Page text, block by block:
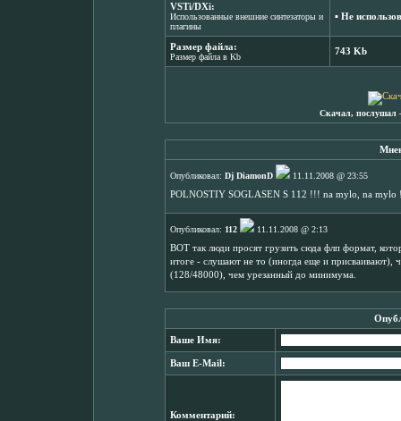
VSTi/DXi:
Использованные внешние синтезаторы и
плагины
▪ Не
Размер файла:
Размер файла в Kb
743 Kb
Скачал, послушал
Опубликовал: Dj DiamonD
11.11.2008 @ 23:55
POLNOSTIY SOGLASEN S 112 !!! na mylo, na
Опубликовал: 112
11.11.2008 @ 2:13
ВОТ так люди просят грузить сюда флп формат,
итоге - слушают не то (иногда еще и присваивают),
(128/48000), чем урезанный до минимума.
Ваше Имя:
Ваш E-Mail:
Комментарий: